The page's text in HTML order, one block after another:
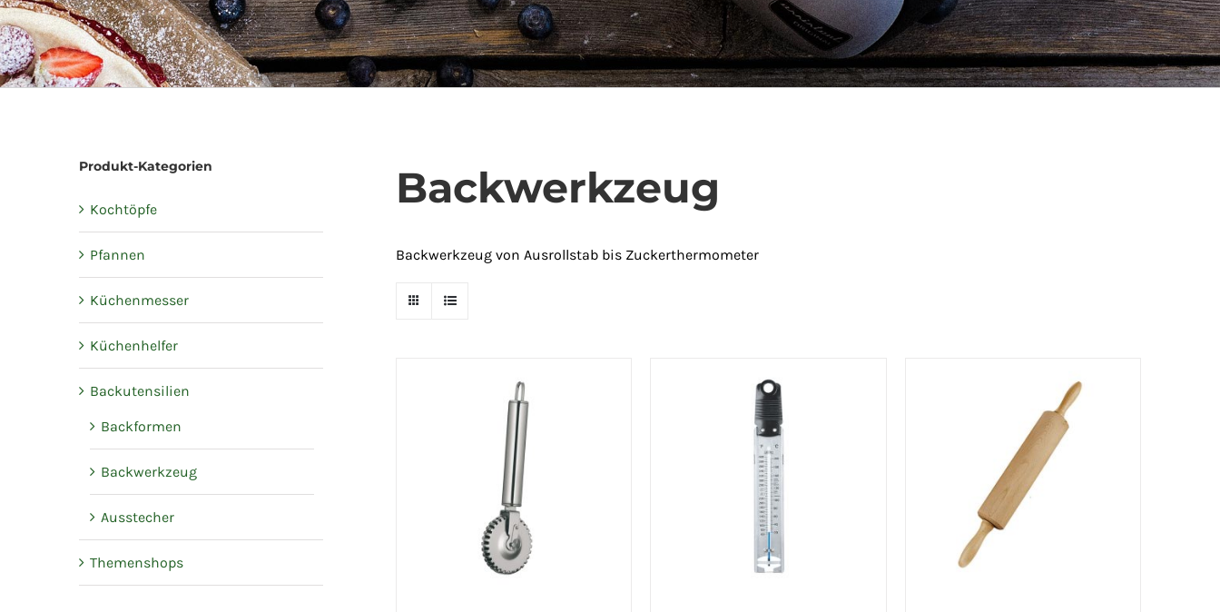
Backwerkzeug
Backwerkzeug von Ausrollstab bis Zuckerthermometer
Produkt-Kategorien
Kochtöpfe
Pfannen
Küchenmesser
Küchenhelfer
Backutensilien
Backformen
Backwerkzeug
Ausstecher
Themenshops